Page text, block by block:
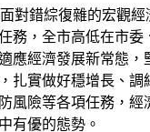
對錯綜復雜的宏觀
務，全市高低在市委
應經濟發展新常態，
扎實做好穩增長、調
風險等各項任務，經
有優的態勢。